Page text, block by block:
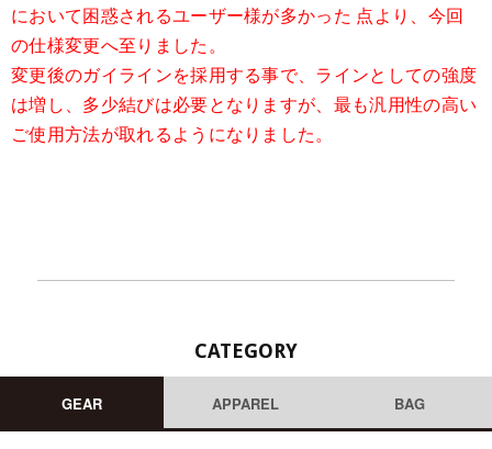
において困惑されるユーザー様が多かった 点より、今回
の仕様変更へ至りました。
変更後のガイラインを採用する事で、ラインとしての強度
は増し、多少結びは必要となりますが、最も汎用性の高い
ご使用方法が取れるようになりました。
CATEGORY
GEAR APPAREL BAG